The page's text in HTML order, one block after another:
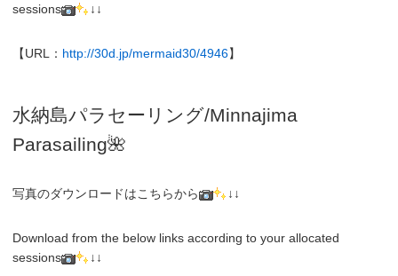
sessions
↓↓
【URL： http://30d.jp/mermaid30/4946】
水納島パラセーリング/Minnajima
Parasailing🌺
写真のダウンロードはこちらから ↓↓
Download from the below links according to your allocated
sessions
↓↓